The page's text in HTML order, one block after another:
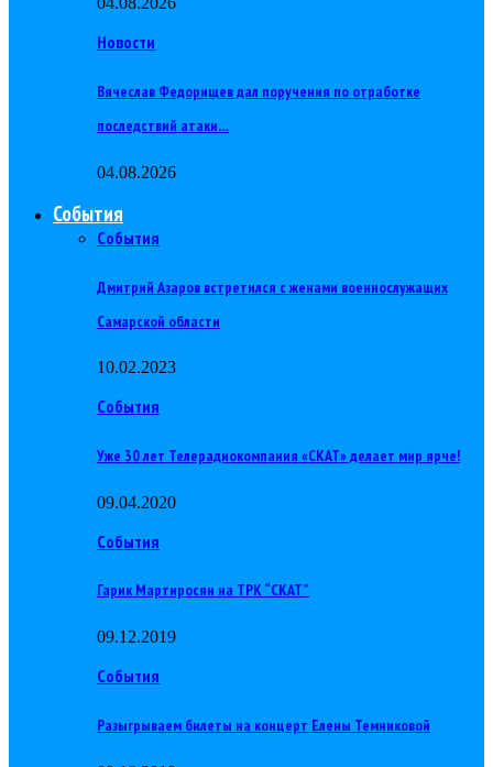
Новости
Вячеслав Федорищев дал поручения по отработке
последствий атаки…
04.08.2026
События
События
Дмитрий Азаров встретился с женами военнослужащих
Самарской области
10.02.2023
События
Уже 30 лет Телерадиокомпания «СКАТ» делает мир ярче!
09.04.2020
События
Гарик Мартиросян на ТРК “СКАТ”
09.12.2019
События
Разыгрываем билеты на концерт Елены Темниковой